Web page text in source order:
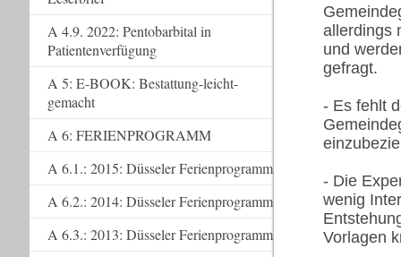
allerdings
und
gefragt.
- Es fehlt
- Die
wenig
Vorlagen
A 4.9. 2022: Pentobarbital in
Patientenverfügung
A 5: E-BOOK: Bestattung-leicht-
gemacht
A 6: FERIENPROGRAMM
A 6.1.: 2015: Düsseler Ferienprogramm
A 6.2.: 2014: Düsseler Ferienprogramm
A 6.3.: 2013: Düsseler Ferienprogramm